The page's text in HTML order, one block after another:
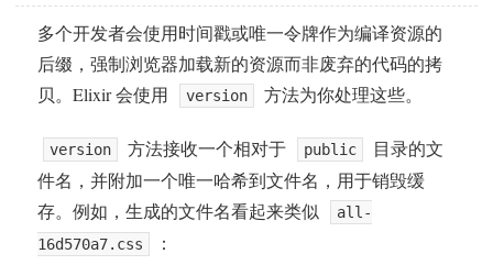
多个开发者会使用时间戳或唯一令牌作为编译资源的
后缀，强制浏览器加载新的资源而非废弃的代码的拷
贝。Elixir 会使用
version 方法为你处理这些。
version 方法接收一个相对于 public
目录的文
件名，并附加一个唯一哈希到文件名，用于销毁缓
存。例如，生成的文件名看起来类似
all-
16d570a7.css
：